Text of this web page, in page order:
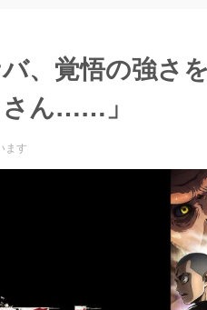
バ、覚悟の強さ
さん……」
ます